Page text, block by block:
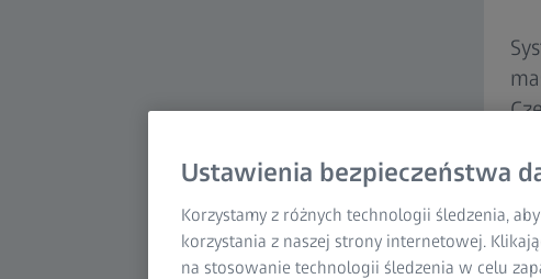
Ustawienia bezpieczeństwa
Korzystamy z różnych technologii śledzenia,
korzystania z naszej strony internetowej.
na stosowanie technologii śledzenia w celu